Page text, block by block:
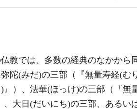
教では、多数の経典のなかから
陀(みだ)の三部（『無量寿経(む
）、法華(ほっけ)の三部（『無
大日(だいにち)の三部、あるい